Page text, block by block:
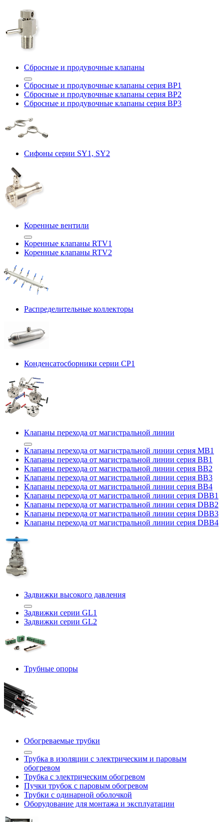
Сбросные и продувочные клапаны
Сбросные и продувочные клапаны серия BP1
Сбросные и продувочные клапаны серия BP2
Сбросные и продувочные клапаны серия BP3
Сифоны серии SY1, SY2
Коренные вентили
Коренные клапаны RTV1
Коренные клапаны RTV2
Распределительные коллекторы
Конденсатосборники серии CP1
Клапаны перехода от магистральной линии
Клапаны перехода от магистральной линии серия MB1
Клапаны перехода от магистральной линии серия BB1
Клапаны перехода от магистральной линии серия BB2
Клапаны перехода от магистральной линии серия BB3
Клапаны перехода от магистральной линии серия BB4
Клапаны перехода от магистральной линии серия DBB1
Клапаны перехода от магистральной линии серия DBB2
Клапаны перехода от магистральной линии серия DBB3
Клапаны перехода от магистральной линии серия DBB4
Задвижки высокого давления
Задвижки серии GL1
Задвижки серии GL2
Трубные опоры
Обогреваемые трубки
Трубка в изоляции с электрическим и паровым
обогревом
Трубка с электрическим обогревом
Пучки трубок с паровым обогревом
Трубки с одинарной оболочкой
Оборудование для монтажа и эксплуатации